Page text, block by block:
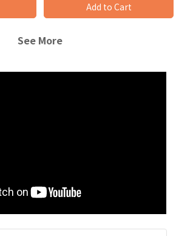
Add to Cart
See More